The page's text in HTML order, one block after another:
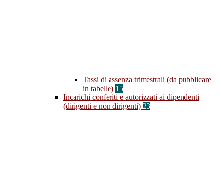
Tassi di assenza trimestrali (da pubblicare
in tabelle) 15
Incarichi conferiti e autorizzati ai dipendenti
(dirigenti e non dirigenti) 23